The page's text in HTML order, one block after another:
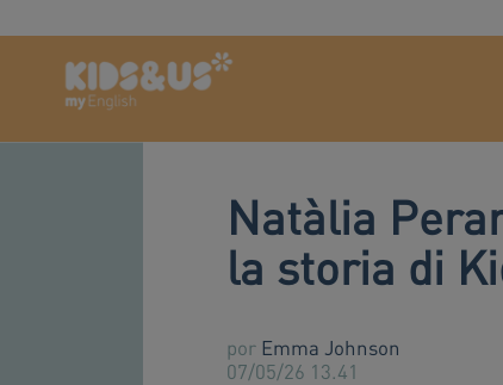
Natàlia
la storia di
por Emma Johnson
07/05/26 13.41